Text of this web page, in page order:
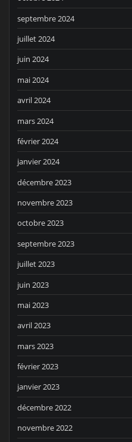
septembre 2024
juillet 2024
juin 2024
mai 2024
avril 2024
mars 2024
février 2024
janvier 2024
décembre 2023
novembre 2023
octobre 2023
septembre 2023
juillet 2023
juin 2023
mai 2023
avril 2023
mars 2023
février 2023
janvier 2023
décembre 2022
novembre 2022